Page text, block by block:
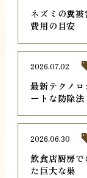
ネズミの糞
費用の目安
最新テクノ
ートな防除法
2026.07.02
飲食店厨房
た巨大な巣
2026.06.30